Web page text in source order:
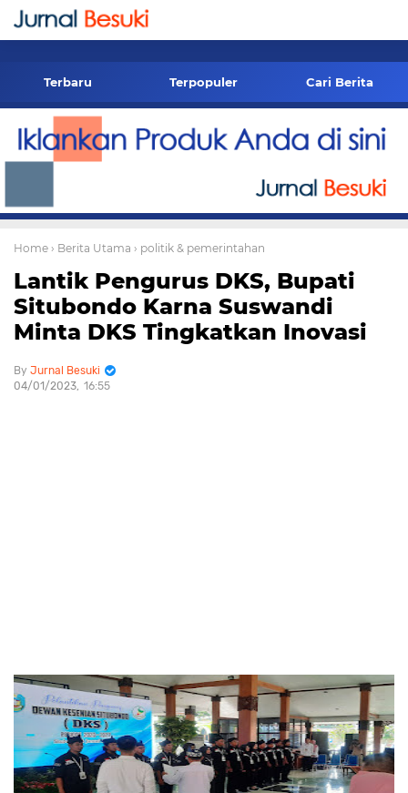
-->
Terbaru Terpopuler Cari Berita
Home › Berita Utama › politik & pemerintahan
Lantik Pengurus DKS, Bupati
Situbondo Karna Suswandi
Minta DKS Tingkatkan Inovasi
Jurnal Besuki
04/01/2023 16:55